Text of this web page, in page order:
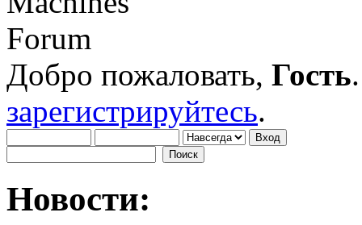
Добро пожаловать, Гость
зарегистрируйтесь.
Новости: